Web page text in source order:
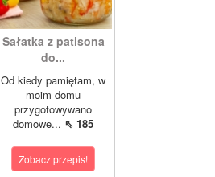
Sałatka z patisona
do...
Od kiedy pamiętam, w
moim domu
przygotowywano
domowe... ⇖ 185
Zobacz przepis!